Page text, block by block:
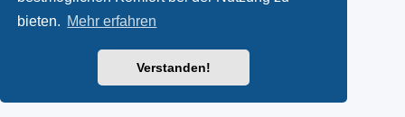
bieten. Mehr erfahren
Verstanden!